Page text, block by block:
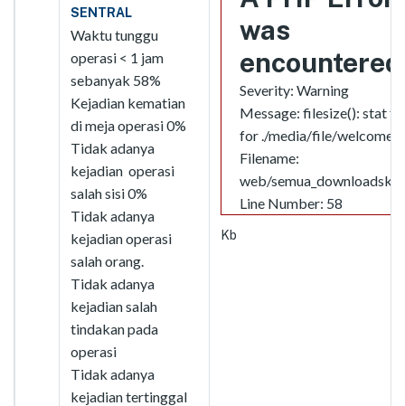
SENTRAL
Waktu tunggu
operasi < 1 jam
sebanyak 58%
Kejadian kematian
di meja operasi 0%
Tidak adanya
kejadian operasi
salah sisi 0%
Tidak adanya
kejadian operasi
salah orang.
Tidak adanya
kejadian salah
tindakan pada
operasi
Tidak adanya
kejadian tertinggal
was
encountered
Severity: Warning
Message: filesize(): stat
for ./media/file/
Filename:
web/
Line Number: 58
Kb